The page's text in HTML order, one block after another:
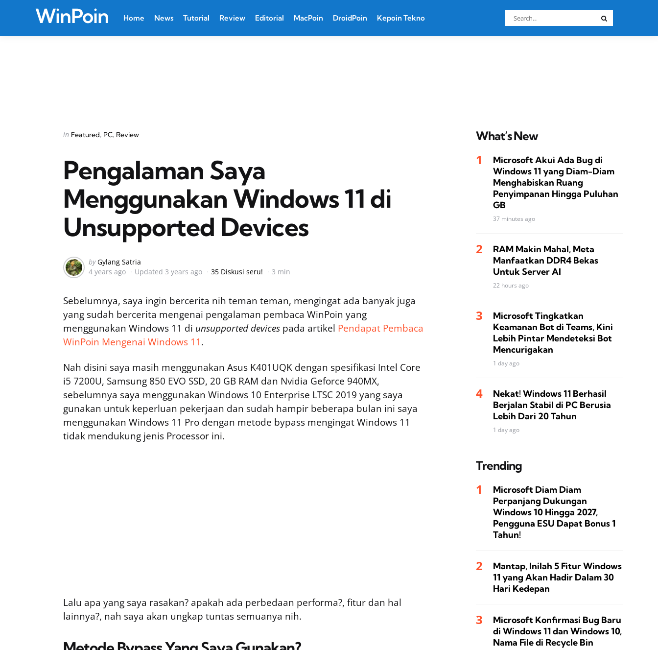
WinPoin Home News Tutorial Review Editorial MacPoin DroidPoin Kepoin Tekno
Search
for:
Categories
Posted
in Featured PC Review
Pengalaman Saya
Menggunakan Windows 11 di
Unsupported Devices
Posted
by
by Gylang Satria
4 years ago
Updated 3 years ago 35 Diskusi seru! 3 min
Sebelumnya, saya ingin bercerita nih teman teman, mengingat ada banyak juga
yang sudah bercerita mengenai pengalaman pembaca WinPoin yang
menggunakan Windows 11 di unsupported devices pada artikel Pendapat Pembaca
WinPoin Mengenai Windows 11.
Nah disini saya masih menggunakan Asus K401UQK dengan spesifikasi Intel Core
i5 7200U, Samsung 850 EVO SSD, 20 GB RAM dan Nvidia Geforce 940MX,
sebelumnya saya menggunakan Windows 10 Enterprise LTSC 2019 yang saya
gunakan untuk keperluan pekerjaan dan sudah hampir beberapa bulan ini saya
menggunakan Windows 11 Pro dengan metode bypass mengingat Windows 11
tidak mendukung jenis Processor ini.
Lalu apa yang saya rasakan? apakah ada perbedaan performa?, fitur dan hal
lainnya?, nah saya akan ungkap tuntas semuanya nih.
What’s New
Microsoft Akui Ada Bug di
Windows 11 yang Diam-Diam
Menghabiskan Ruang
Penyimpanan Hingga Puluhan
GB
37 minutes ago
RAM Makin Mahal, Meta
Manfaatkan DDR4 Bekas
Untuk Server AI
22 hours ago
Microsoft Tingkatkan
Keamanan Bot di Teams, Kini
Lebih Pintar Mendeteksi Bot
Mencurigakan
1 day ago
Nekat! Windows 11 Berhasil
Berjalan Stabil di PC Berusia
Lebih Dari 20 Tahun
1 day ago
Trending
Microsoft Diam Diam
Perpanjang Dukungan
Windows 10 Hingga 2027,
Pengguna ESU Dapat Bonus 1
Tahun!
Mantap, Inilah 5 Fitur Windows
11 yang Akan Hadir Dalam 30
Hari Kedepan
Microsoft Konfirmasi Bug Baru
di Windows 11 dan Windows 10,
Nama File di Recycle Bin